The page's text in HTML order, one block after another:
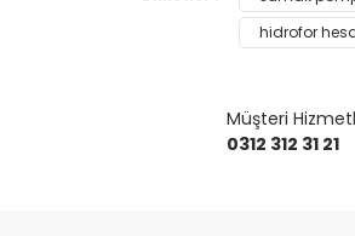
Görüş ve önerileriniz
Ürün açıklamasında
Ürün bilgilerinde
hidrofor
Müşteri
0312 312 31 21